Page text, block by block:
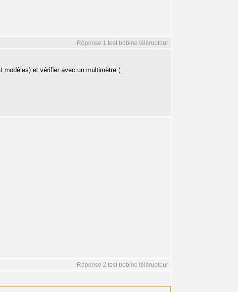
Réponse 1 test bobine télérupteur
modèles) et vérifier avec un multimètre (
Réponse 2 test bobine télérupteur